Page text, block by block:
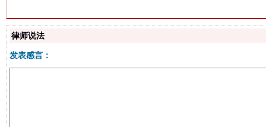
“刷贴”乱象丛生
律师说法
发表感言：